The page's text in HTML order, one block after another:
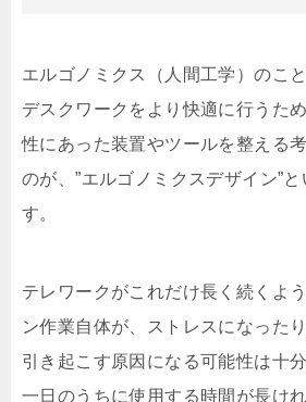
エルゴノミクス（人間工学）のこと
デスクワークをより快適に行うた
性にあった装置やツールを整える
のが、”エルゴノミクスデザイン”
す。
テレワークがこれだけ長く続くよ
ン作業自体が、ストレスになった
引き起こす原因になる可能性は十分
一日のうちに使用する時間が長け